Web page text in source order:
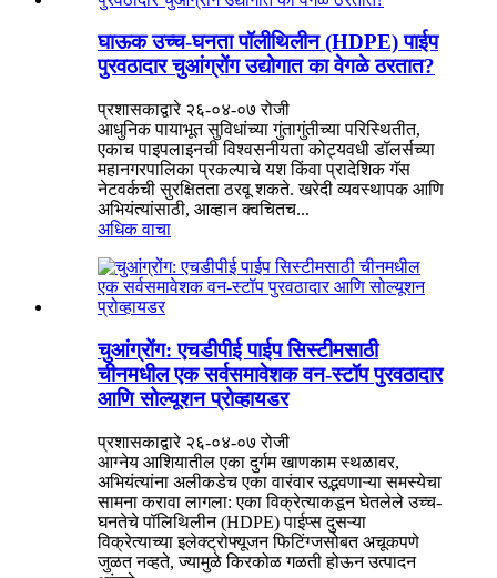
घाऊक उच्च-घनता पॉलीथिलीन (HDPE) पाईप
पुरवठादार चुआंग्रोंग उद्योगात का वेगळे ठरतात?
प्रशासकाद्वारे २६-०४-०७ रोजी
आधुनिक पायाभूत सुविधांच्या गुंतागुंतीच्या परिस्थितीत,
एकाच पाइपलाइनची विश्वसनीयता कोट्यवधी डॉलर्सच्या
महानगरपालिका प्रकल्पाचे यश किंवा प्रादेशिक गॅस
नेटवर्कची सुरक्षितता ठरवू शकते. खरेदी व्यवस्थापक आणि
अभियंत्यांसाठी, आव्हान क्वचितच...
अधिक वाचा
चुआंग्रोंग: एचडीपीई पाईप सिस्टीमसाठी
चीनमधील एक सर्वसमावेशक वन-स्टॉप पुरवठादार
आणि सोल्यूशन प्रोव्हायडर
प्रशासकाद्वारे २६-०४-०७ रोजी
आग्नेय आशियातील एका दुर्गम खाणकाम स्थळावर,
अभियंत्यांना अलीकडेच एका वारंवार उद्भवणाऱ्या समस्येचा
सामना करावा लागला: एका विक्रेत्याकडून घेतलेले उच्च-
घनतेचे पॉलिथिलीन (HDPE) पाईप्स दुसऱ्या
विक्रेत्याच्या इलेक्ट्रोफ्यूजन फिटिंग्जसोबत अचूकपणे
जुळत नव्हते, ज्यामुळे किरकोळ गळती होऊन उत्पादन